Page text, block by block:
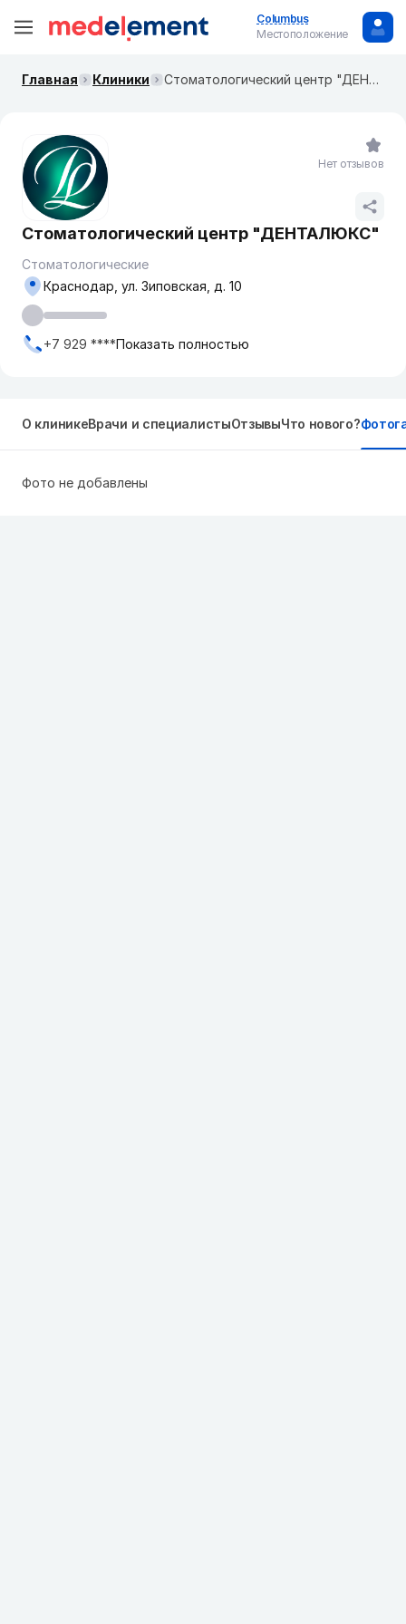
Columbus
Местоположение
Главная Клиники Стоматологический центр "ДЕНТАЛЮКС"
Стоматологический центр "ДЕНТАЛЮКС"
Стоматологические
Краснодар, ​ул. Зиповская, д. 10
+7 929 ****Показать полностью
Нет отзывов
О клиникеВрачи и специалистыОтзывыЧто нового?
Фото не добавлены